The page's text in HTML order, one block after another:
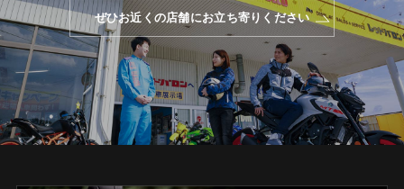
ぜひお近くの店舗にお立ち寄りください